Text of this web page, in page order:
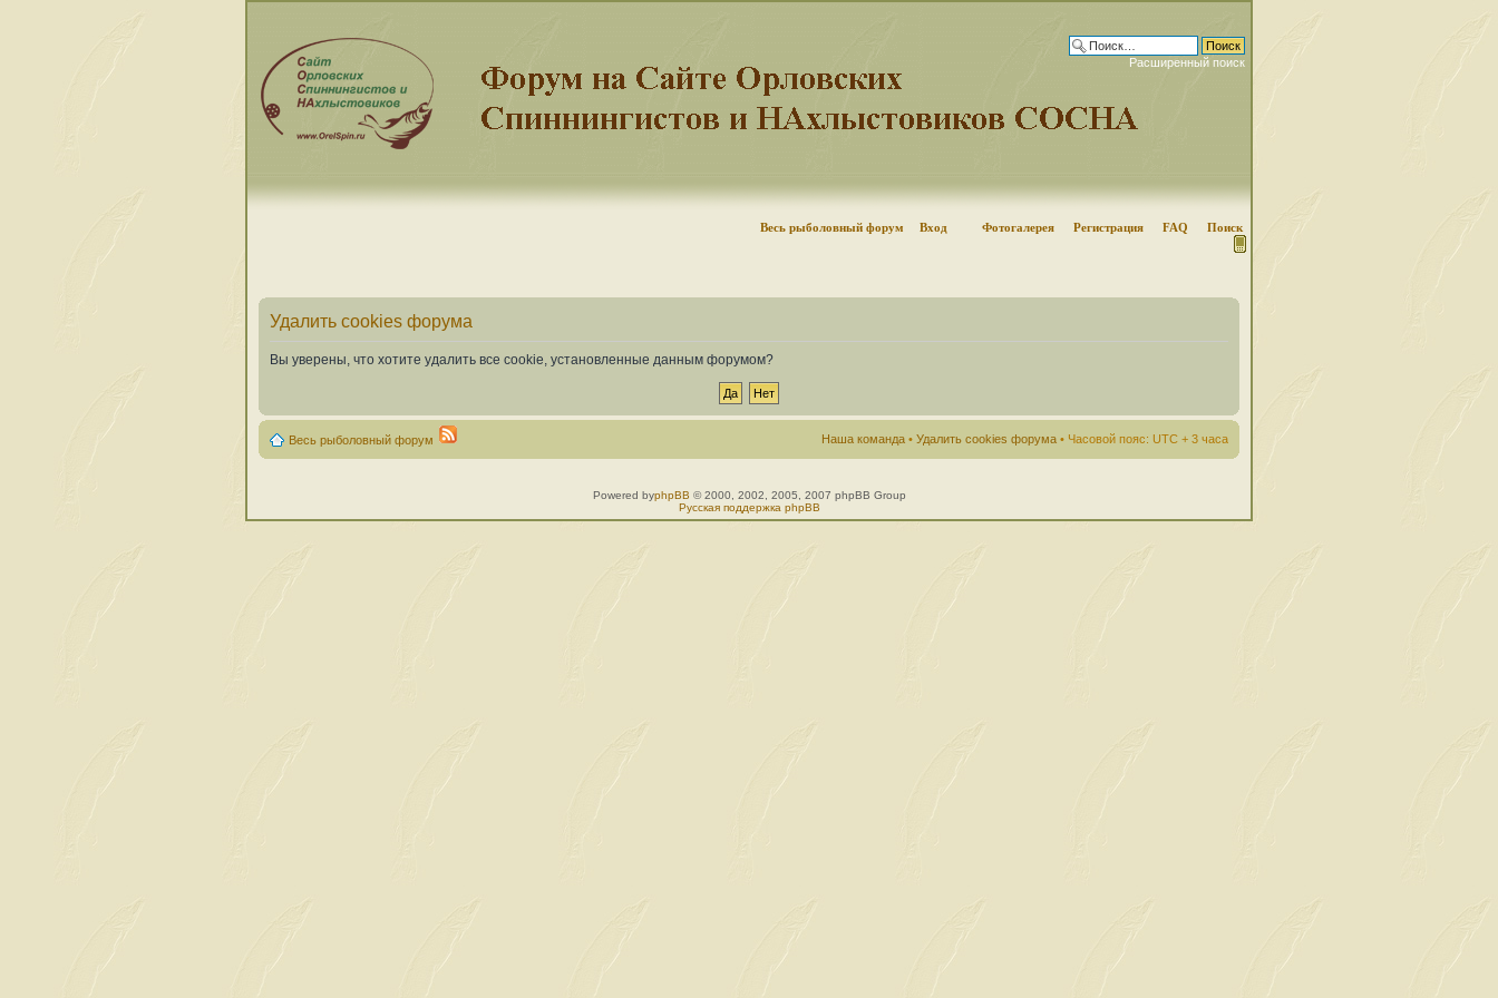
Расширенный поиск
Весь рыболовный форум Вход Фотогалерея Регистрация FAQ Поиск
Удалить cookies форума
Вы уверены, что хотите удалить все cookie, установленные данным форумом?
Весь рыболовный форум Наша команда • Удалить cookies форума • Часовой пояс: UTC + 3 часа
Powered byphpBB © 2000, 2002, 2005, 2007 phpBB Group
Русская поддержка phpBB